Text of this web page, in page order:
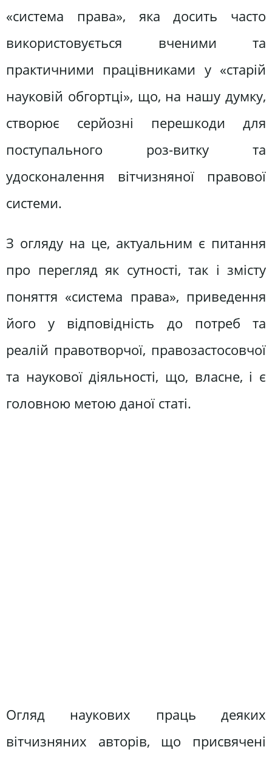
«система права», яка досить часто
використовується вченими та
практичними працівниками у «старій
науковій обгортці», що, на нашу думку,
створює серйозні перешкоди для
поступального роз-витку та
удосконалення вітчизняної правової
системи.
З огляду на це, актуальним є питання
про перегляд як сутності, так і змісту
поняття «система права», приведення
його у відповідність до потреб та
реалій правотворчої, правозастосовчої
та наукової діяльності, що, власне, і є
головною метою даної статі.
Огляд наукових праць деяких
вітчизняних авторів, що присвячені